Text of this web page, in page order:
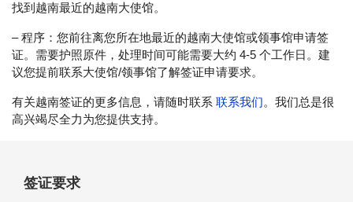
找到越南最近的越南大使馆。
– 程序：您前往离您所在地最近的越南大使馆或领事馆申请签
证。需要护照原件，处理时间可能需要大约 4-5 个工作日。建
议您提前联系大使馆/领事馆了解签证申请要求。
有关越南签证的更多信息，请随时联系 联系我们。我们总是很
高兴竭尽全力为您提供支持。
签证要求